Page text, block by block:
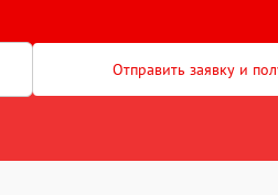
Отправить заявку и